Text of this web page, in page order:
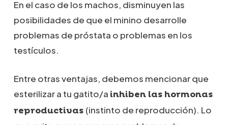
En el caso de los machos, disminuyen las
posibilidades de que el minino desarrolle
problemas de próstata o problemas en los
testículos.
Entre otras ventajas, debemos mencionar que
esterilizar a tu gatito/a inhiben las hormonas
reproductivas (instinto de reproducción). Lo